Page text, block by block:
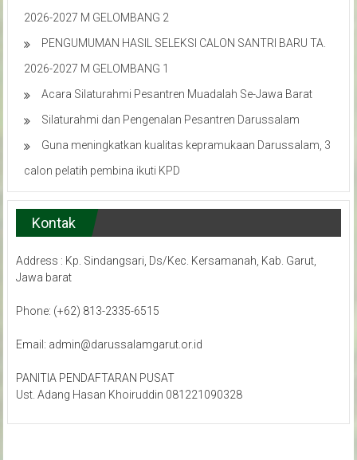
2026-2027 M GELOMBANG 2
PENGUMUMAN HASIL SELEKSI CALON SANTRI BARU TA.
2026-2027 M GELOMBANG 1
Acara Silaturahmi Pesantren Muadalah Se-Jawa Barat
Silaturahmi dan Pengenalan Pesantren Darussalam
Guna meningkatkan kualitas kepramukaan Darussalam, 3
calon pelatih pembina ikuti KPD
Kontak
Address : Kp. Sindangsari, Ds/Kec. Kersamanah, Kab. Garut,
Jawa barat
Phone: (+62) 813-2335-6515
Email: admin@darussalamgarut.or.id
PANITIA PENDAFTARAN PUSAT
Ust. Adang Hasan Khoiruddin 081221090328